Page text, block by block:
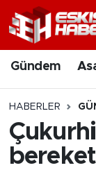
Gündem
HABERLER
Gündem
Asayiş
Siyaset
Spor
Nöbetçi
Hava
Trafik
Süper Lig